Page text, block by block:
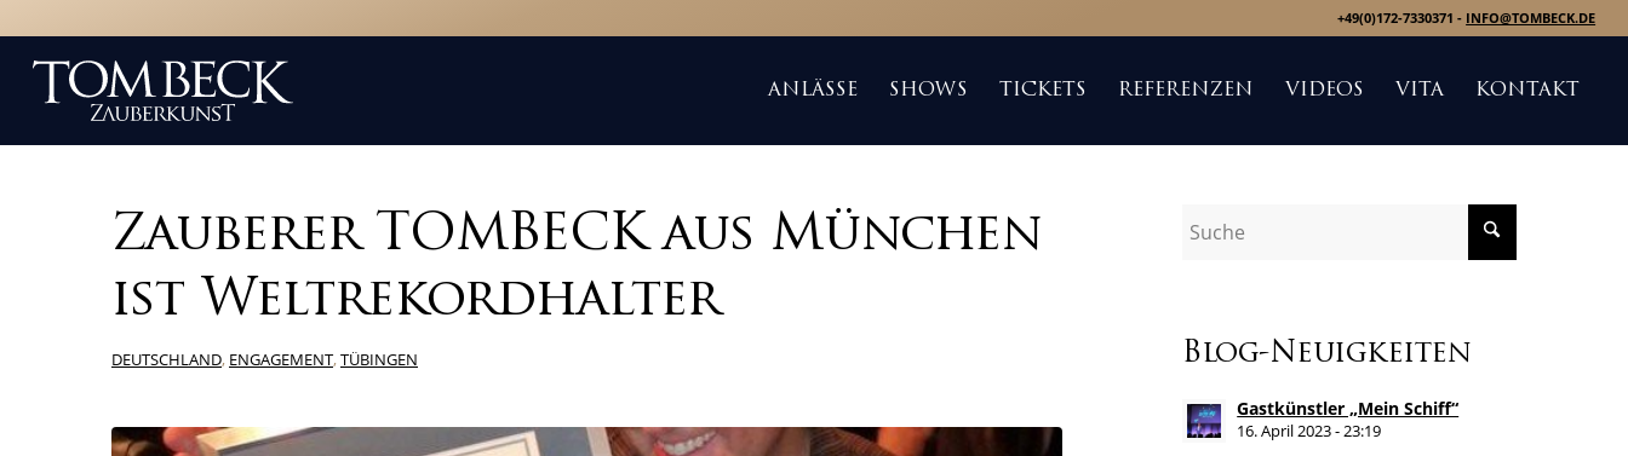
+49(0)172-7330371 - INFO@TOMBECK.DE
ANLÄSSE SHOWS TICKETS REFERENZEN VIDEOS VITA KONTAKT
Zauberer TOMBECK aus München
ist Weltrekordhalter
DEUTSCHLAND, ENGAGEMENT,TÜBINGEN Blog-Neuigkeiten
Gastkünstler „Mein Schiff“
16. April 2023 - 23:19